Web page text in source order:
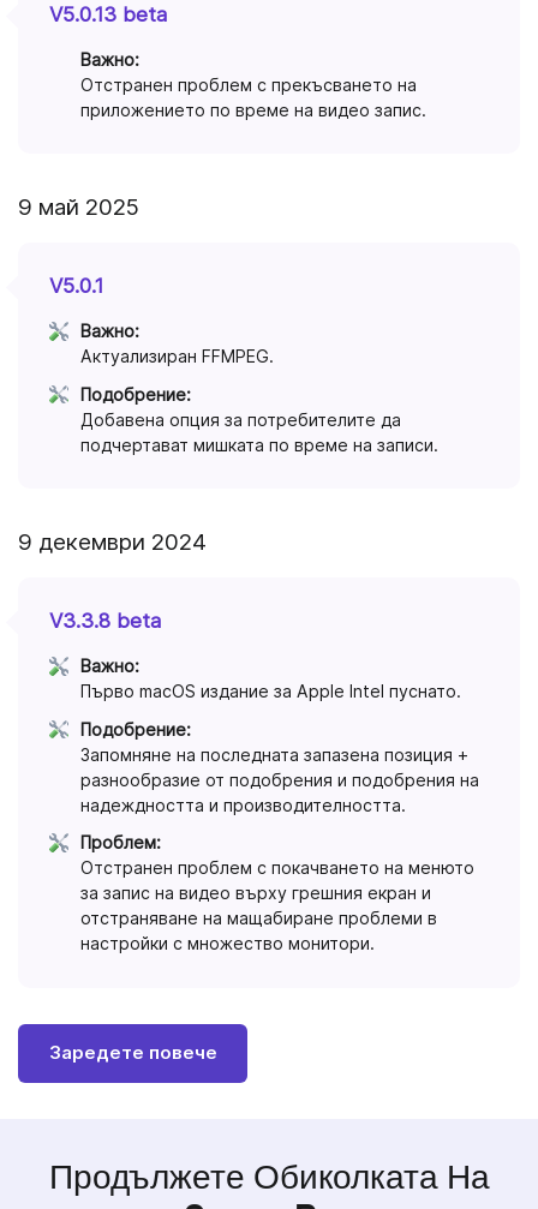
V5.0.13 beta
Важно:
Отстранен проблем с прекъсването на
приложението по време на видео запис.
9 май 2025
V5.0.1
Важно:
Актуализиран FFMPEG.
Подобрение:
Добавена опция за потребителите да
подчертават мишката по време на записи.
9 декември 2024
V3.3.8 beta
Важно:
Първо macOS издание за Apple Intel пуснато.
Подобрение:
Запомняне на последната запазена позиция +
разнообразие от подобрения и подобрения на
надеждността и производителността.
Проблем:
Отстранен проблем с покачването на менюто
за запис на видео върху грешния екран и
отстраняване на мащабиране проблеми в
настройки с множество монитори.
Заредете повече
Продължете Обиколката На